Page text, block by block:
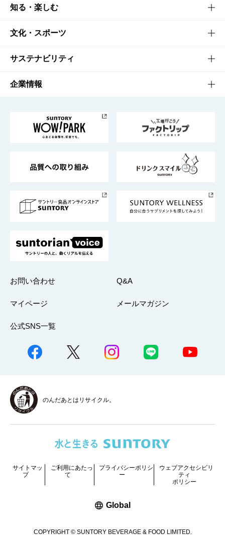
商品TOP
商品一覧
商品発売情報
栄養成分一覧
知る・楽しむ
知る・楽しむTOP
キャンペーン
工場見学
地域情報
文化・スポーツ
文化・スポーツTOP
サントリーホール
サントリーサンバーズ大阪
サステナビリティ
サステナビリティTOP
サントリーが考えるサステナビリティ経営
企業情報
企業概要
採用情報
お問い合わせ Q&A
マイページ メールマガジン
公式SNS一覧
のんだあとはリサイクル。
COPYRIGHT © SUNTORY BEVERAGE & FOOD LIMITED.
サイトマッ
プ
ご利用にあたっ
て
プライバシーポリシ
ー
ウェブアクセシビリ
ティ
ポリシー
Global新しいウィンドウで開く